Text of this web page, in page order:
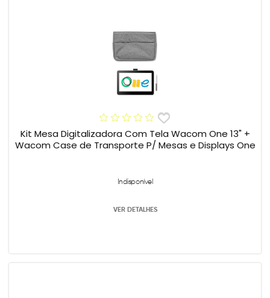
Kit Mesa Digitalizadora Com Tela Wacom One 13" +
Wacom Case de Transporte P/ Mesas e Displays One
Indisponível
VER DETALHES